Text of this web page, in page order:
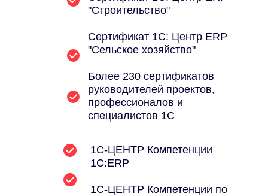
"Строительство"
Сертификат 1С: Центр ERP
"Сельское хозяйство"
Более 230 сертификатов
руководителей проектов,
профессионалов и
специалистов 1С
1С-ЦЕНТР Компетенции
1С:ERP
1С-ЦЕНТР Компетенции по